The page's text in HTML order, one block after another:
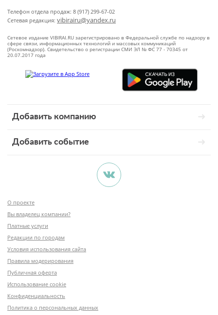
Телефон отдела продаж: 8 (917) 299-67-02
Сетевая редакция: vibirairu@yandex.ru
Сетевое издание VIBIRAI.RU зарегистрировано в Федеральной службе по надзору в
сфере связи, информационных технологий и массовых коммуникаций
(Роскомнадзор). Свидетельство о регистрации СМИ ЭЛ № ФС 77 - 70345 от
20.07.2017 года
Добавить компанию
Добавить событие
О проекте
Вы владелец компании?
Платные услуги
Редакции по городам
Условия использования сайта
Правила модерирования
Публичная оферта
Использование cookie
Конфиденциальность
Политика о персональных данных